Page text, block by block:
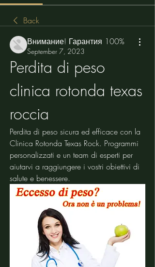
Back
Внимание! Гарантия 100%
September 7, 2023
Perdita di peso
clinica rotonda texas
roccia
Perdita di peso sicura ed efficace con la
Clinica Rotonda Texas Rock. Programmi
personalizzati e un team di esperti per
aiutarvi a raggiungere i vostri obiettivi di
salute e benessere.